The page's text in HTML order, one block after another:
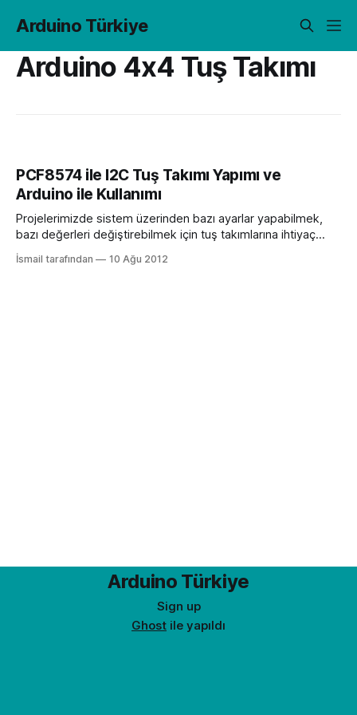
Arduino Türkiye
Arduino 4x4 Tuş Takımı
PCF8574 ile I2C Tuş Takımı Yapımı ve
Arduino ile Kullanımı
Projelerimizde sistem üzerinden bazı ayarlar yapabilmek,
bazı değerleri değiştirebilmek için tuş takımlarına ihtiyaç
duyarız. 4×4 membran tuş takımı kolay biz çözüm olsa da 8
dijital pini gözden çıkarmamız gerekir Arduino ile kullanmak
İsmail tarafından 10 Ağu 2012
Arduino Türkiye
Sign up
Ghost ile yapıldı